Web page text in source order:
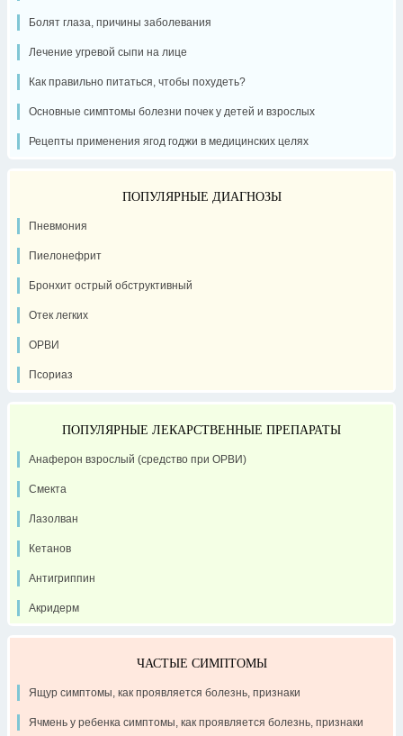
Болят глаза, причины заболевания
Лечение угревой сыпи на лице
Как правильно питаться, чтобы похудеть?
Основные симптомы болезни почек у детей и взрослых
Рецепты применения ягод годжи в медицинских целях
ПОПУЛЯРНЫЕ ДИАГНОЗЫ
Пневмония
Пиелонефрит
Бронхит острый обструктивный
Отек легких
ОРВИ
Псориаз
ПОПУЛЯРНЫЕ ЛЕКАРСТВЕННЫЕ ПРЕПАРАТЫ
Анаферон взрослый (средство при ОРВИ)
Смекта
Лазолван
Кетанов
Антигриппин
Акридерм
ЧАСТЫЕ СИМПТОМЫ
Ящур симптомы, как проявляется болезнь, признаки
Ячмень у ребенка симптомы, как проявляется болезнь, признаки